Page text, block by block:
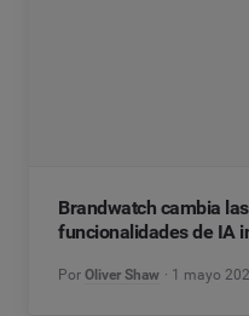
Brandwatch cambia
funcionalidades de IA
Por Oliver Shaw 1 mayo